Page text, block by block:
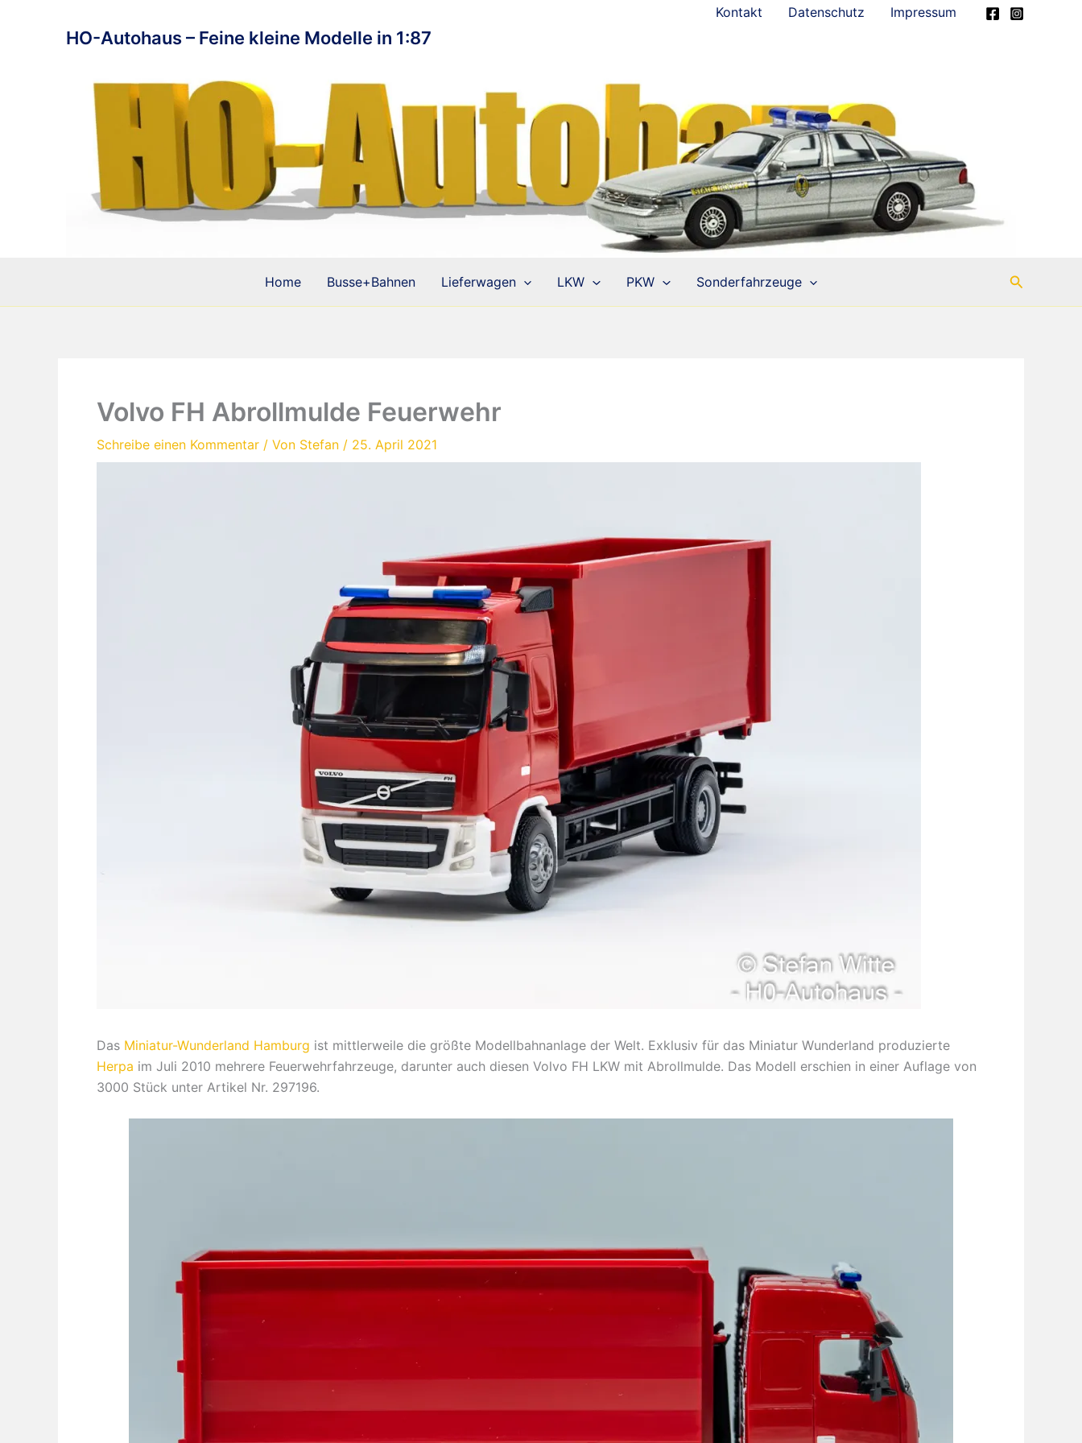
Kontakt Datenschutz Impressum
HO-Autohaus – Feine kleine Modelle in 1:87
Home Busse+Bahnen Lieferwagen LKW PKW Sonderfahrzeuge Suchen
Volvo FH Abrollmulde Feuerwehr
Schreibe einen Kommentar / Von Stefan / 25. April 2021
Das Miniatur-Wunderland Hamburg ist mittlerweile die größte Modellbahnanlage der Welt. Exklusiv für das Miniatur Wunderland produzierte
Herpa im Juli 2010 mehrere Feuerwehrfahrzeuge, darunter auch diesen Volvo FH LKW mit Abrollmulde. Das Modell erschien in einer Auflage von
3000 Stück unter Artikel Nr. 297196.